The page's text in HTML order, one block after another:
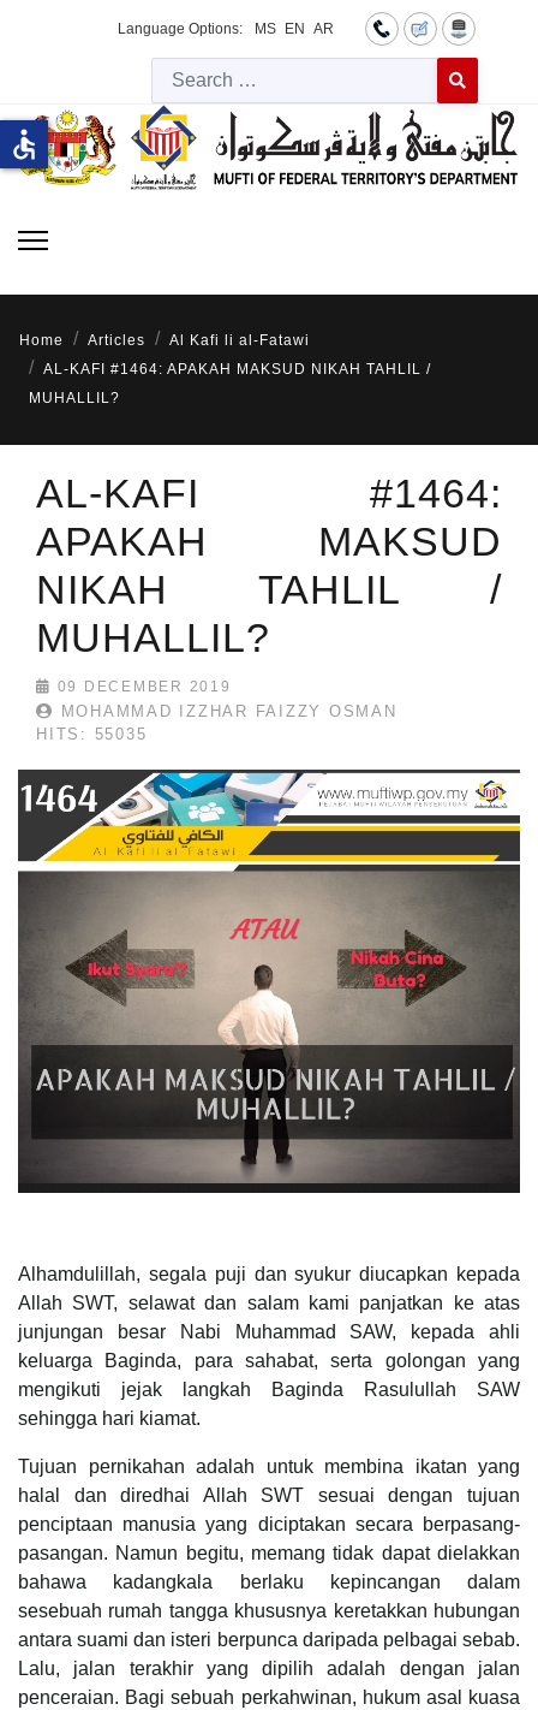
Language Options: MS EN AR
Type 2 or
Home Articles
Al Kafi li al-Fatawi
AL-KAFI #1464: APAKAH MAKSUD NIKAH TAHLIL /
MUHALLIL?
AL-KAFI #1464:
APAKAH MAKSUD
NIKAH TAHLIL /
MUHALLIL?
09 DECEMBER 2019
MOHAMMAD IZZHAR FAIZZY OSMAN
HITS: 55035
Alhamdulillah, segala puji dan syukur diucapkan kepada
Allah SWT, selawat dan salam kami panjatkan ke atas
junjungan besar Nabi Muhammad SAW, kepada ahli
keluarga Baginda, para sahabat, serta golongan yang
mengikuti jejak langkah Baginda Rasulullah SAW
sehingga hari kiamat.
Tujuan pernikahan adalah untuk membina ikatan yang
halal dan diredhai Allah SWT sesuai dengan tujuan
penciptaan manusia yang diciptakan secara berpasang-
pasangan. Namun begitu, memang tidak dapat dielakkan
bahawa kadangkala berlaku kepincangan dalam
sesebuah rumah tangga khususnya keretakkan hubungan
antara suami dan isteri berpunca daripada pelbagai sebab.
Lalu, jalan terakhir yang dipilih adalah dengan jalan
penceraian. Bagi sebuah perkahwinan, hukum asal kuasa
accessible